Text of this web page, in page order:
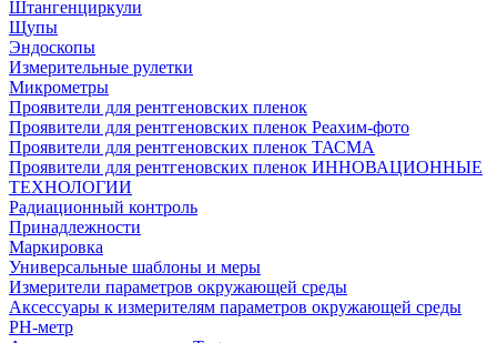
Штангенциркули
Щупы
Эндоскопы
Измерительные рулетки
Микрометры
Проявители для рентгеновских пленок
Проявители для рентгеновских пленок Реахим-фото
Проявители для рентгеновских пленок ТАСМА
Проявители для рентгеновских пленок ИННОВАЦИОННЫЕ
ТЕХНОЛОГИИ
Радиационный контроль
Принадлежности
Маркировка
Универсальные шаблоны и меры
Измерители параметров окружающей среды
Аксессуары к измерителям параметров окружающей среды
PH-метр